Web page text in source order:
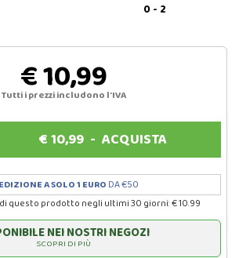
0 - 2
€ 10,99
Tutti i prezzi includono l'IVA
€10,99 -ACQUISTA
A SOLO 1 EURO DA €50
questo prodotto negli ultimi 30 giorni: € 10.99
NEI NOSTRI NEGOZI
SCOPRI DI PIÙ